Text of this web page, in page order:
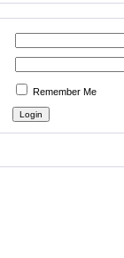
Remember Me